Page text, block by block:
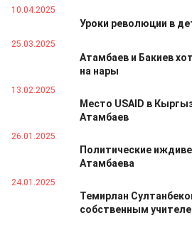
10.04.2025
Уроки революции в
25.03.2025
Атамбаев и Бакиев
на нары
13.02.2025
Место USAID в
Атамбаев
26.01.2025
Политические
Атамбаева
24.01.2025
Темирлан
собственным